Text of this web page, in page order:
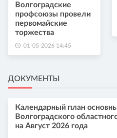
Волгоградские
профсоюзы провели
первомайские
торжества
01-05-2026 14:45
ДОКУМЕНТЫ
Календарный план
Волгоградского
на Август 2026 года